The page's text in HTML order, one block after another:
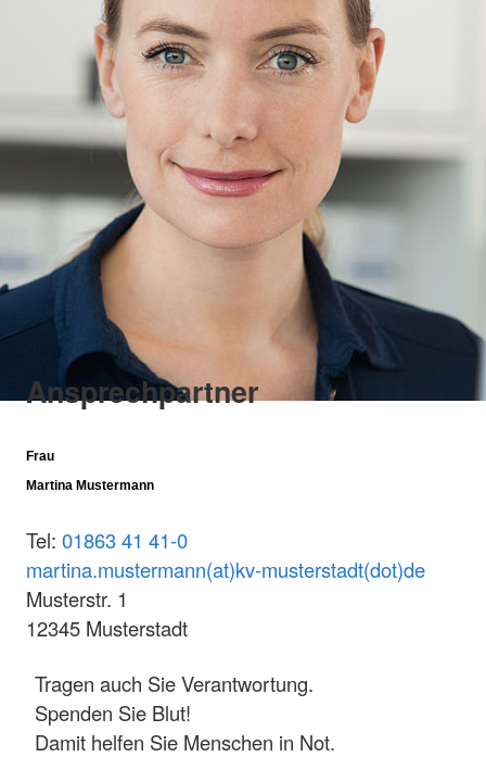
Ansprechpartner
Frau
Martina Mustermann
Tel: 01863 41 41-0
martina.mustermann(at)kv-musterstadt(dot)de
Musterstr. 1
12345 Musterstadt
Tragen auch Sie Verantwortung.
Spenden Sie Blut!
Damit helfen Sie Menschen in Not.